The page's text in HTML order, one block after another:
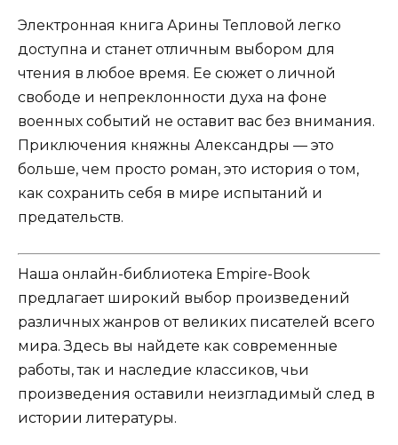
Электронная книга Арины Тепловой легко
доступна и станет отличным выбором для
чтения в любое время. Ее сюжет о личной
свободе и непреклонности духа на фоне
военных событий не оставит вас без внимания.
Приключения княжны Александры — это
больше, чем просто роман, это история о том,
как сохранить себя в мире испытаний и
предательств.
Наша онлайн-библиотека Empire-Book
предлагает широкий выбор произведений
различных жанров от великих писателей всего
мира. Здесь вы найдете как современные
работы, так и наследие классиков, чьи
произведения оставили неизгладимый след в
истории литературы.